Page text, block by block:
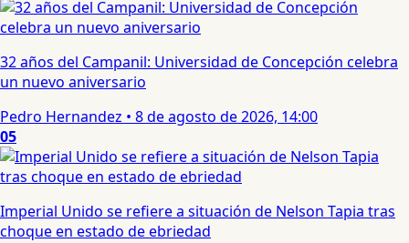
32 años del Campanil: Universidad de Concepción celebra
un nuevo aniversario
Pedro Hernandez • 8 de agosto de 2026, 14:00
05
Imperial Unido se refiere a situación de Nelson Tapia tras
choque en estado de ebriedad